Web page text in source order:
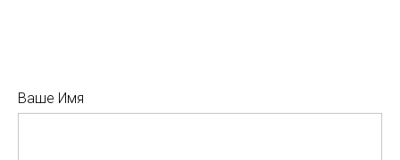
Ваше Имя